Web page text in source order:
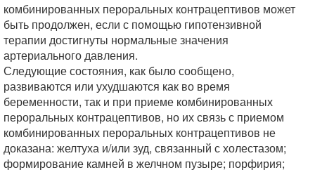
комбинированных пероральных контрацептивов может
быть продолжен, если с помощью гипотензивной
терапии достигнуты нормальные значения
артериального давления.
Следующие состояния, как было сообщено,
развиваются или ухудшаются как во время
беременности, так и при приеме комбинированных
пероральных контрацептивов, но их связь с приемом
комбинированных пероральных контрацептивов не
доказана: желтуха и/или зуд, связанный с холестазом;
формирование камней в желчном пузыре; порфирия;